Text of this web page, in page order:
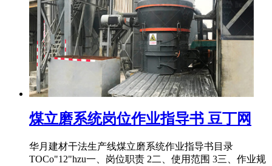
煤立磨系统岗位作业指导书 豆丁网
华月建材干法生产线煤立磨系统作业指导书目录
TOCo"12"hzu一、岗位职责 2二、使用范围 3三、作业规